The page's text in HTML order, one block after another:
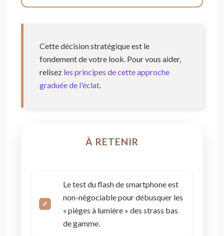
Cette décision stratégique est le
fondement de votre look. Pour vous aider,
relisez les principes de cette approche
graduée de l'éclat
À RETENIR
Le test du flash de smartphone est
non-négociable pour débusquer les
« pièges à lumière » des strass bas
de gamme.